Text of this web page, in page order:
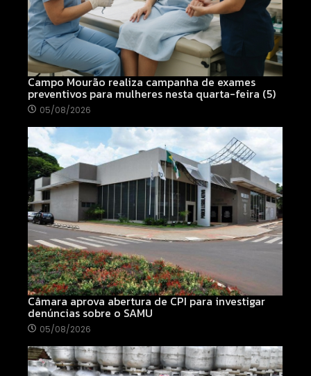
Campo Mourão realiza campanha de exames
preventivos para mulheres nesta quarta-feira (5)
05/08/2026
Câmara aprova abertura de CPI para investigar
denúncias sobre o SAMU
05/08/2026